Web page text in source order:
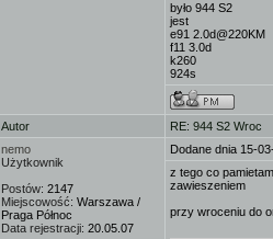
było 944 S2
jest
e91 2.0d@220KM
f11 3.0d
k260
924s
Autor
RE: 944 S2 Wroc
nemo
Użytkownik
Postów: 2147
Miejscowość: Warszawa /
Praga Północ
Data rejestracji: 20.05.07
Dodane dnia 15-
z tego co
zawieszeniem
przy wroceniu do